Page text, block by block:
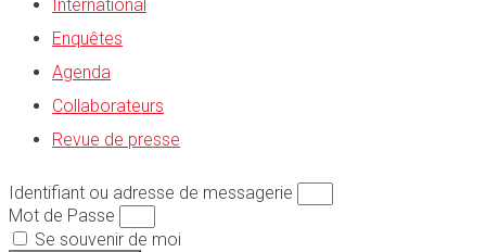
International
Enquêtes
Agenda
Collaborateurs
Revue de presse
Identifiant ou adresse de messagerie
Mot de Passe
Se souvenir de moi